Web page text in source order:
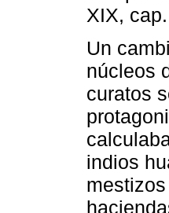
XIX,
Un
núcleos
curatos
indios